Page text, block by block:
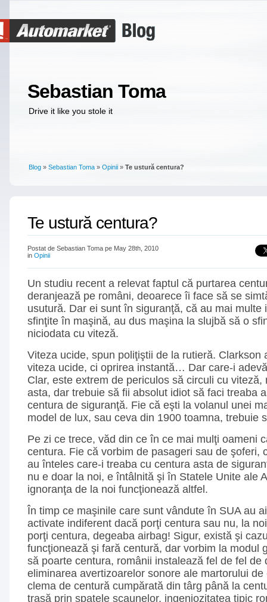
Sebastian Toma
Drive it like you stole it
Blog » Sebastian Toma » Opinii » Te ustură centura?
Te ustură centura?
Postat de Sebastian Toma pe May 28th, 2010
in Opinii
Un studiu recent a relevat faptul că purtarea
deranjează pe români, deoarece îi face să se
usutură. Dar ei sunt în siguranţă, că au mai multe
sfinţite în maşină, au dus maşina la slujbă să o
niciodata cu viteză.
Viteza ucide, spun poliţiştii de la rutieră. Clarkson
viteza ucide, ci oprirea instantă… Dar care-i
Clar, este extrem de periculos să circuli cu viteză,
asta, dar trebuie să fii absolut idiot să faci treaba
centura de siguranţă. Fie că eşti la volanul unei
model de lux, sau ceva din 1900 toamna, trebuie
Pe zi ce trece, văd din ce în ce mai mulţi oameni
centura. Fie că vorbim de pasageri sau de şoferi,
au înteles care-i treaba cu centura asta de
nu e doar la noi, e întâlnită şi în Statele Unite ale
ignoranţa de la noi funcţionează altfel.
În timp ce maşinile care sunt vândute în SUA au
activate indiferent dacă porţi centura sau nu, la
porţi centura, degeaba airbag! Sigur, există şi
funcţionează şi fară centură, dar vorbim la modul
să poarte centura, românii instalează fel de fel de
eliminarea avertizoarelor sonore ale martorului de
clema de centură cumpărată din târg până la
trasă prin spatele scaunelor, ingeniozitatea tipic